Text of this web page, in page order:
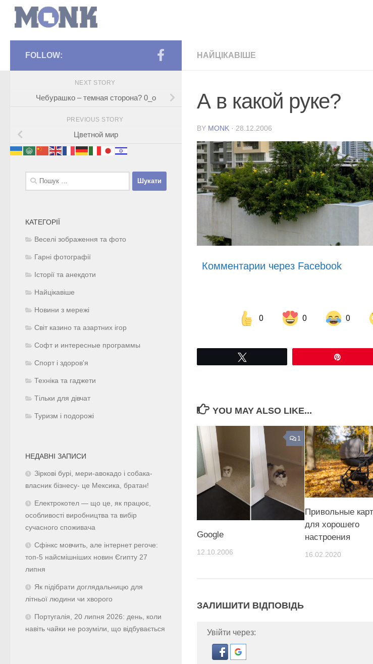
НАЙЦІКАВІШЕ
А в какой руке?
BY MONK · 28.12.2006
Комментарии через Facebook
0 0 0
Share on Facebook Share on
YOU MAY ALSO LIKE...
1
Google
12.10.2006
Привольные
для хорошего
настроения
16.02.2020
ЗАЛИШИТИ ВІДПОВІДЬ
Увійти через:
FOLLOW:
NEXT STORY
Чебурашко – темная сторона? 0_о
PREVIOUS STORY
Цветной мир
Пошук:
КАТЕГОРІЇ
Веселі зображення та фото
Гарні фотографії
Історії та анекдоти
Найцікавіше
Новини з мережі
Світ казино та азартних ігор
Софт и интересные программы
Спорт і здоров'я
Техніка та гаджети
Тільки для дівчат
Туризм і подорожі
НЕДАВНІ ЗАПИСИ
Зіркові бурі, мери-авокадо і собака-
власник бізнесу- це Мексика, братан!
Електрокотел — що це, як працює,
особливості виробництва та вибір
сучасного споживача
Сфінкс мовчить, але інтернет регоче:
топ-5 найсмішніших новин Єгипту 27
липня
Як підібрати доглядальницю для
літньої людини чи хворого
Португалія, 20 липня 2026: день, коли
навіть чайки не розуміли, що відбувається